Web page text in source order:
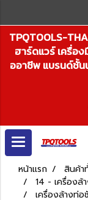
TPQTOOLS-
ฮาร์ดแวร์ เครื่อ
ออาชีพ แบรนด์ชั้น
หน้าแรก
สินค้า
14 - เครื่องล้
เครื่องล้างท่อ